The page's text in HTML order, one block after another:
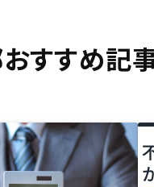
すすめ記